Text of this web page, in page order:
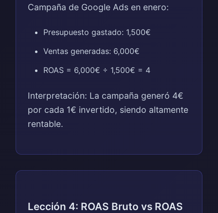
Campaña de Google Ads en enero:
Presupuesto gastado: 1,500€
Ventas generadas: 6,000€
ROAS = 6,000€ ÷ 1,500€ = 4
Interpretación: La campaña generó 4€
por cada 1€ invertido, siendo altamente
rentable.
Lección 4: ROAS Bruto vs ROAS